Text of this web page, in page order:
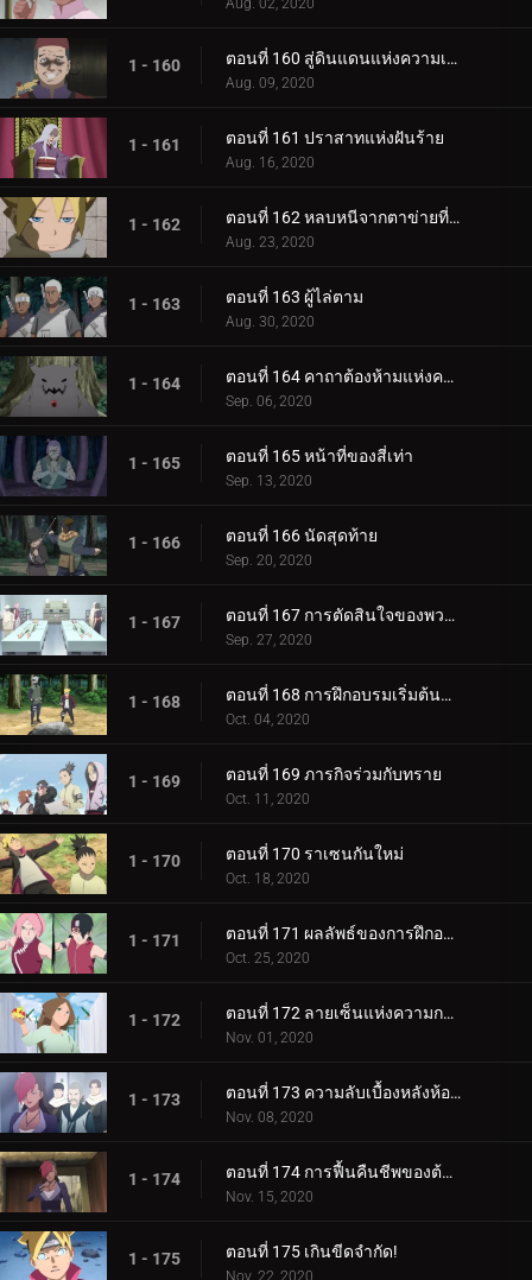
Aug. 02, 2020
1 - 160 ตอนที่ 160 สู่ดินแดนแห่งความเงียบงัน
Aug. 09, 2020
1 - 161 ตอนที่ 161 ปราสาทแห่งฝันร้าย
Aug. 16, 2020
1 - 162 ตอนที่ 162 หลบหนีจากตาข่ายที่กระชับ
Aug. 23, 2020
1 - 163 ตอนที่ 163 ผู้ไล่ตาม
Aug. 30, 2020
1 - 164 ตอนที่ 164 คาถาต้องห้ามแห่งความตาย
Sep. 06, 2020
1 - 165 ตอนที่ 165 หน้าที่ของสี่เท่า
Sep. 13, 2020
1 - 166 ตอนที่ 166 นัดสุดท้าย
Sep. 20, 2020
1 - 167 ตอนที่ 167 การตัดสินใจของพวกเขา
Sep. 27, 2020
1 - 168 ตอนที่ 168 การฝึกอบรมเริ่มต้นขึ้น!
Oct. 04, 2020
1 - 169 ตอนที่ 169 ภารกิจร่วมกับทราย
Oct. 11, 2020
1 - 170 ตอนที่ 170 ราเซนกันใหม่
Oct. 18, 2020
1 - 171 ตอนที่ 171 ผลลัพธ์ของการฝึกอบรม
Oct. 25, 2020
1 - 172 ตอนที่ 172 ลายเซ็นแห่งความกลัว
Nov. 01, 2020
1 - 173 ตอนที่ 173 ความลับเบื้องหลังห้องใต้ดิน
Nov. 08, 2020
1 - 174 ตอนที่ 174 การฟื้นคืนชีพของต้นไม้ศักดิ์สิทธิ์
Nov. 15, 2020
1 - 175 ตอนที่ 175 เกินขีดจำกัด!
Nov. 22, 2020